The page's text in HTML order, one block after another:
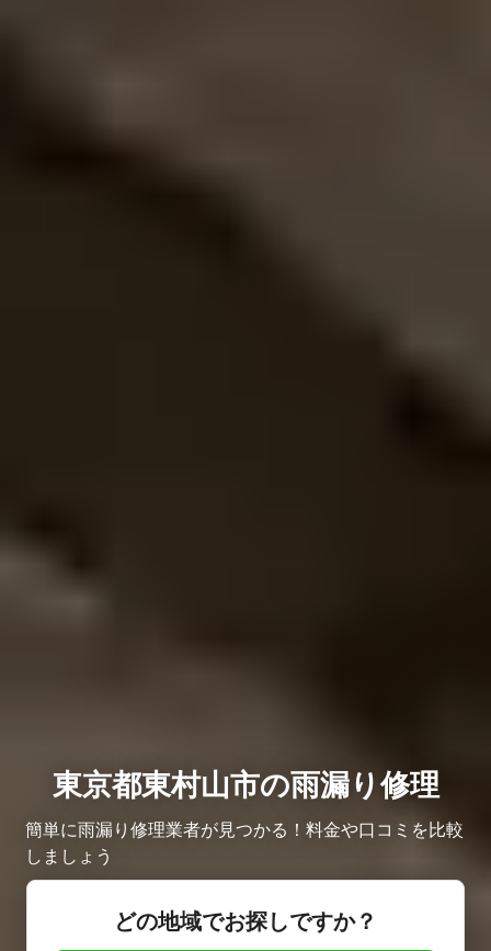
東京都東村山市の雨漏り修理
簡単に雨漏り修理業者が見つかる！料金や口コミを比較
しましょう
どの地域でお探しですか？